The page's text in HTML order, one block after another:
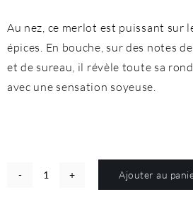
Au nez, ce merlot est puissant sur
épices. En bouche, sur des notes
et de sureau, il révèle toute sa
avec une sensation soyeuse.
Ajouter au